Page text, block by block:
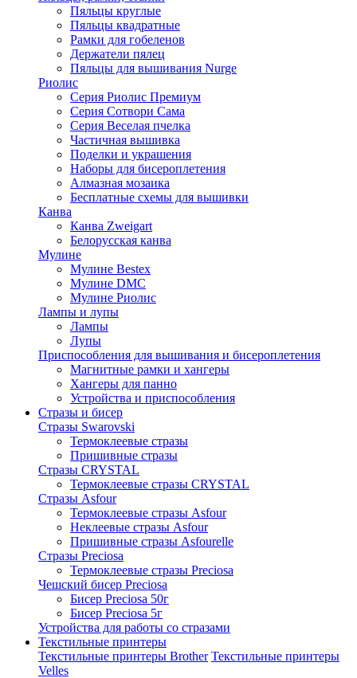
Пяльцы круглые
Пяльцы квадратные
Рамки для гобеленов
Держатели пялец
Пяльцы для вышивания Nurge
Риолис
Серия Риолис Премиум
Серия Сотвори Сама
Серия Веселая пчелка
Частичная вышивка
Поделки и украшения
Наборы для бисероплетения
Алмазная мозаика
Бесплатные схемы для вышивки
Канва
Канва Zweigart
Белорусская канва
Мулине
Мулине Bestex
Мулине DMC
Мулине Риолис
Лампы и лупы
Лампы
Лупы
Приспособления для вышивания и бисероплетения
Магнитные рамки и хангеры
Хангеры для панно
Устройства и приспособления
Стразы и бисер
Стразы Swarovski
Термоклеевые стразы
Пришивные стразы
Стразы CRYSTAL
Термоклеевые стразы CRYSTAL
Стразы Asfour
Термоклеевые стразы Asfour
Неклеевые стразы Asfour
Пришивные стразы Asfourelle
Стразы Preciosa
Термоклеевые стразы Preciosa
Чешский бисер Preciosa
Бисер Preciosa 50г
Бисер Preciosa 5г
Устройства для работы со стразами
Текстильные принтеры
Текстильные принтеры Brother Текстильные принтеры
Velles